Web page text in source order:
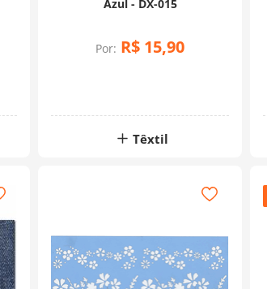
Azul - DX-015
Por: R$ 15,90
Têxtil